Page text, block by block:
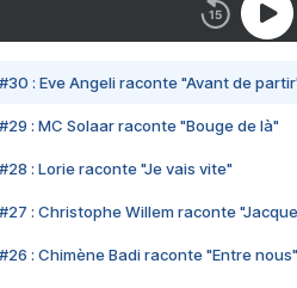
#30 : Eve Angeli raconte "Avant de
#29 : MC Solaar raconte "Bouge de là"
#28 : Lorie raconte "Je vais vite"
#27 : Christophe Willem raconte
#26 : Chimène Badi raconte "Entre nous"